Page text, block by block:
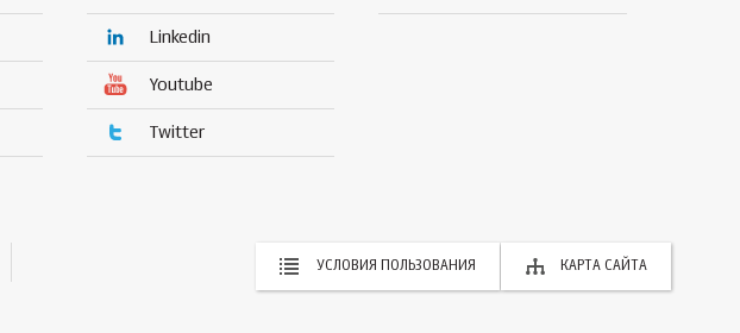
Linkedin
Youtube
Twitter
УСЛОВИЯ ПОЛЬЗОВАНИЯ КАРТА САЙТА